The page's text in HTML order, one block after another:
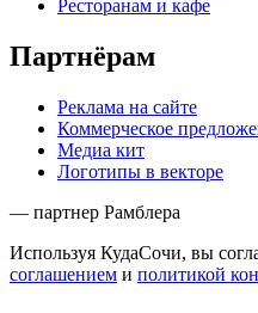
Ресторанам и кафе
Партнёрам
Реклама на сайте
Коммерческое
Медиа кит
Логотипы в векторе
— партнер Рамблера
Используя КудаСочи, вы
соглашением и политикой